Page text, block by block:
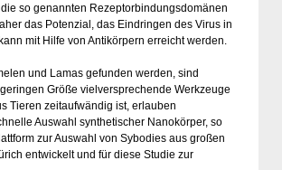
so genannten Rezeptorbindungsdomänen
das Potenzial, das Eindringen des Virus in
mit Hilfe von Antikörpern erreicht werden.
und Lamas gefunden werden, sind
Größe vielversprechende Werkzeuge
Tieren zeitaufwändig ist, erlauben
Auswahl synthetischer Nanokörper, so
zur Auswahl von Sybodies aus großen
entwickelt und für diese Studie zur